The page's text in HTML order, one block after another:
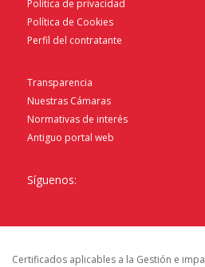
Política de privacidad
Política de Cookies
Perfil del contratante
Transparencia
Nuestras Cámaras
Normativas de interés
Antiguo portal web
Síguenos:
Certificados aplicables a la Gestión e